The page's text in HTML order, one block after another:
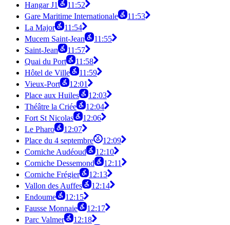
Hangar J1
11:52
Gare Maritime Internationale
11:53
La Major
11:54
Mucem Saint-Jean
11:55
Saint-Jean
11:57
Quai du Port
11:58
Hôtel de Ville
11:59
Vieux-Port
12:01
Place aux Huiles
12:03
Théâtre la Criée
12:04
Fort St Nicolas
12:06
Le Pharo
12:07
Place du 4 septembre
12:09
Corniche Audéoud
12:10
Corniche Dessemond
12:11
Corniche Frégier
12:13
Vallon des Auffes
12:14
Endoume
12:15
Fausse Monnaie
12:17
Parc Valmer
12:18